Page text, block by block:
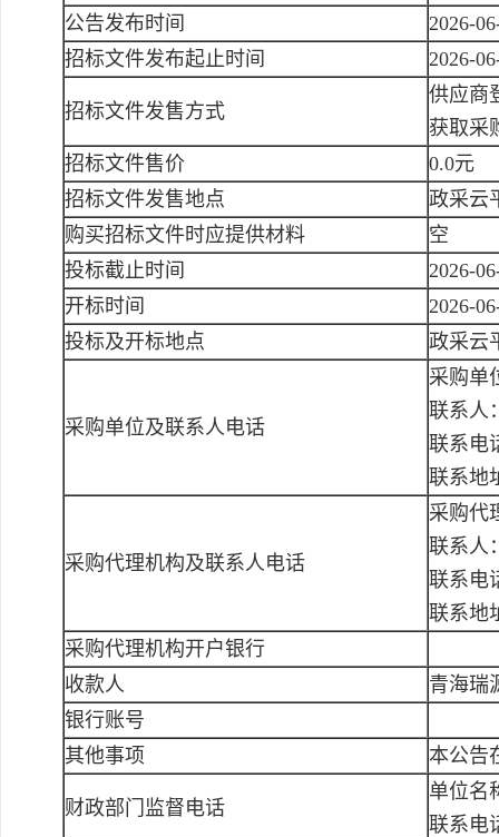
公告发布时间
2026-
招标文件发布起止时间
2026-
招标文件发售方式
供应商
获取采
招标文件售价
0.0元
招标文件发售地点
政采云
购买招标文件时应提供材料
空
投标截止时间
2026-
开标时间
2026-
投标及开标地点
政采云
采购单位及联系人电话
采购单
联系人
联系电
联系地
采购代理机构及联系人电话
采购代
联系人
联系电
联系地
采购代理机构开户银行
收款人
青海瑞
银行账号
其他事项
本公告
财政部门监督电话
单位名
联系电